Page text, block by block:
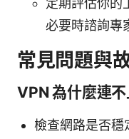
定期評估你的
必要時諮詢專
常見問題與
VPN 為什麼連不
檢查網路是否穩